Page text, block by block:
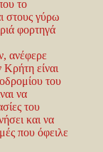
το
στους γύρω
φορτηγά
ανέφερε
είναι
του
να
του
και να
που όφειλε